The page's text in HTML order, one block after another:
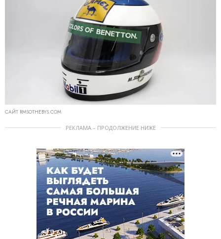
САЙТ RMSOTHEBYS.COM
РЕКЛАМА – ПРОДОЛЖЕНИЕ НИЖЕ